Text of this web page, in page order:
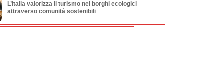
L’Italia valorizza il turismo nei borghi ecologici
attraverso comunità sostenibili